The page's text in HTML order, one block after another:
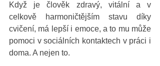
Když je člověk zdravý, vitální a v
celkově harmoničtějším stavu díky
cvičení, má lepší i emoce, a to mu může
pomoci v sociálních kontaktech v práci i
doma. A nejen to.